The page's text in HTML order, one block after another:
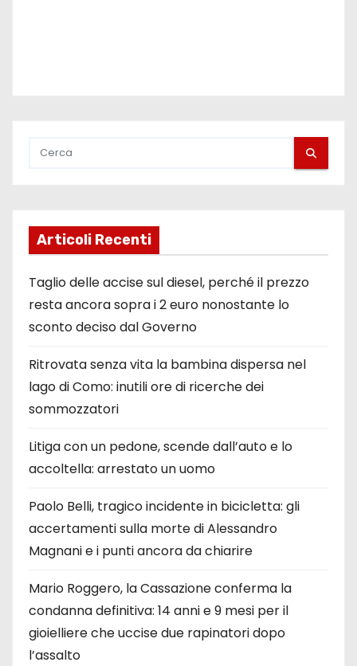
Articoli Recenti
Taglio delle accise sul diesel, perché il prezzo
resta ancora sopra i 2 euro nonostante lo
sconto deciso dal Governo
Ritrovata senza vita la bambina dispersa nel
lago di Como: inutili ore di ricerche dei
sommozzatori
Litiga con un pedone, scende dall’auto e lo
accoltella: arrestato un uomo
Paolo Belli, tragico incidente in bicicletta: gli
accertamenti sulla morte di Alessandro
Magnani e i punti ancora da chiarire
Mario Roggero, la Cassazione conferma la
condanna definitiva: 14 anni e 9 mesi per il
gioielliere che uccise due rapinatori dopo
l’assalto